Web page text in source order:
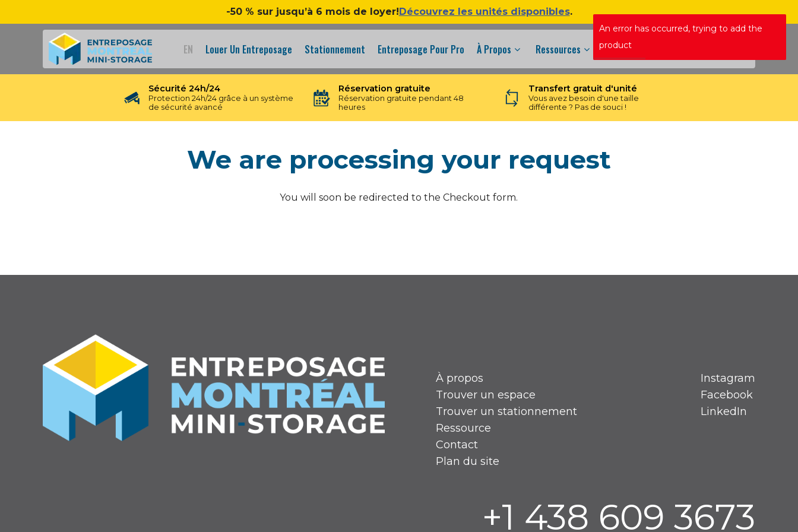
-50 % sur jusqu’à 6 mois de loyer!Découvrez les unités disponibles.
EN Louer Un Entreposage Stationnement Entreposage Pour Pro À Propos Ressources +1 438 609 3673
Sécurité 24h/24
Protection 24h/24 grâce à un système
de sécurité avancé
Réservation gratuite
Réservation gratuite pendant 48
heures
Transfert gratuit d'unité
Vous avez besoin d'une taille
différente ? Pas de souci !
We are processing your request
You will soon be redirected to the Checkout form.
À propos
Trouver un espace
Trouver un stationnement
Ressource
Contact
Plan du site
Instagram
Facebook
LinkedIn
+1 438 609 3673
An error has occurred, trying to add the
product